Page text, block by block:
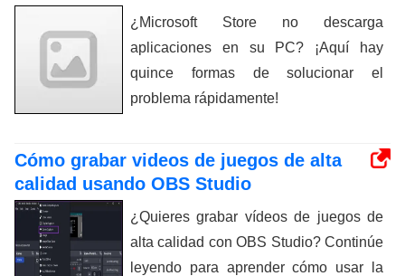
¿Microsoft Store no descarga
aplicaciones en su PC? ¡Aquí hay
quince formas de solucionar el
problema rápidamente!
Cómo grabar videos de juegos de alta
calidad usando OBS Studio
¿Quieres grabar vídeos de juegos de
alta calidad con OBS Studio? Continúe
leyendo para aprender cómo usar la